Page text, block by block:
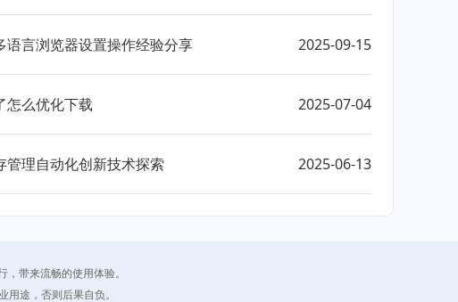
语言浏览器设置操作经验分享 2025-09-15
怎么优化下载 2025-07-04
管理自动化创新技术探索 2025-06-13
带来流畅的使用体验。
途，否则后果自负。